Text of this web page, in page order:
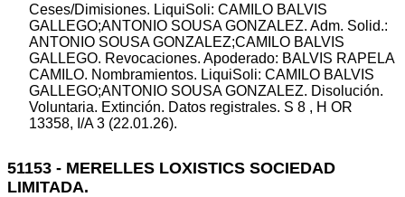
Ceses/Dimisiones. LiquiSoli: CAMILO BALVIS
GALLEGO;ANTONIO SOUSA GONZALEZ. Adm. Solid.:
ANTONIO SOUSA GONZALEZ;CAMILO BALVIS
GALLEGO. Revocaciones. Apoderado: BALVIS RAPELA
CAMILO. Nombramientos. LiquiSoli: CAMILO BALVIS
GALLEGO;ANTONIO SOUSA GONZALEZ. Disolución.
Voluntaria. Extinción. Datos registrales. S 8 , H OR
13358, I/A 3 (22.01.26).
51153 - MERELLES LOXISTICS SOCIEDAD
LIMITADA.